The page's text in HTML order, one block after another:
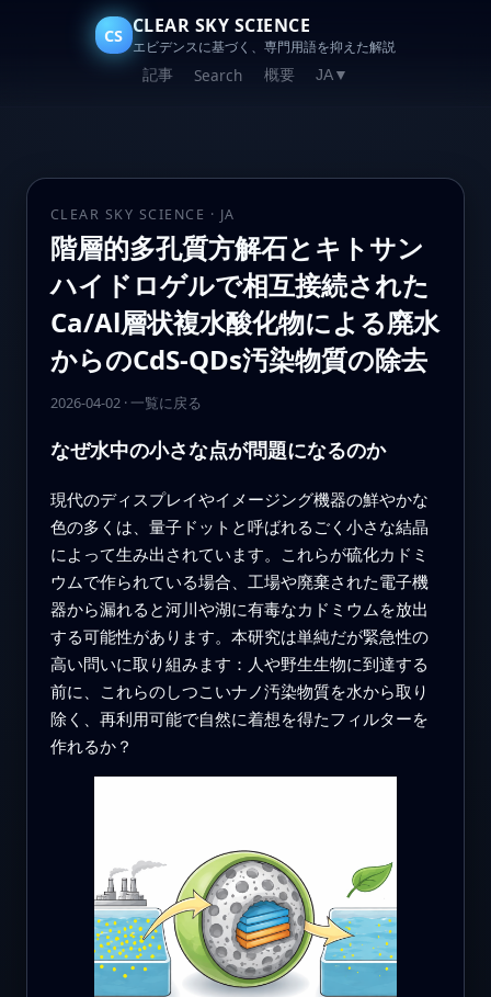
CS CLEAR SKY SCIENCE
エビデンスに基づく、専門用語を抑えた解説
記事 Search 概要 JA▼
CLEAR SKY SCIENCE · JA
階層的多孔質方解石とキトサン
ハイドロゲルで相互接続された
Ca/Al層状複水酸化物による廃水
からのCdS‑QDs汚染物質の除去
2026-04-02· 一覧に戻る
なぜ水中の小さな点が問題になるのか
現代のディスプレイやイメージング機器の鮮やかな
色の多くは、量子ドットと呼ばれるごく小さな結晶
によって生み出されています。これらが硫化カドミ
ウムで作られている場合、工場や廃棄された電子機
器から漏れると河川や湖に有毒なカドミウムを放出
する可能性があります。本研究は単純だが緊急性の
高い問いに取り組みます：人や野生生物に到達する
前に、これらのしつこいナノ汚染物質を水から取り
除く、再利用可能で自然に着想を得たフィルターを
作れるか？